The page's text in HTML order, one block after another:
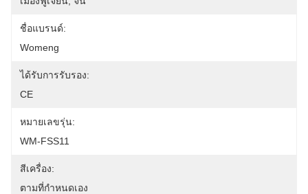
ชื่อแบรนด์:
Womeng
ได้รับการรับรอง:
CE
หมายเลขรุ่น:
WM-FSS11
สีเครื่อง:
ตามที่กำหนดเอง